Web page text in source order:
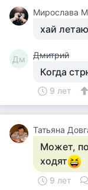
Мирослава
хай
Дм Дмитрий
Когда
9 лет
Татьяна
Может,
ходят
9 лет